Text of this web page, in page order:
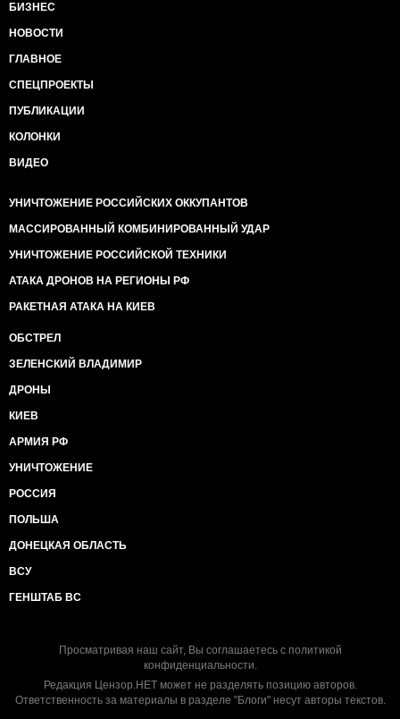
БИЗНЕС
НОВОСТИ
ГЛАВНОЕ
СПЕЦПРОЕКТЫ
ПУБЛИКАЦИИ
КОЛОНКИ
ВИДЕО
УНИЧТОЖЕНИЕ РОССИЙСКИХ ОККУПАНТОВ
МАССИРОВАННЫЙ КОМБИНИРОВАННЫЙ УДАР
УНИЧТОЖЕНИЕ РОССИЙСКОЙ ТЕХНИКИ
АТАКА ДРОНОВ НА РЕГИОНЫ РФ
РАКЕТНАЯ АТАКА НА КИЕВ
ОБСТРЕЛ
ЗЕЛЕНСКИЙ ВЛАДИМИР
ДРОНЫ
КИЕВ
АРМИЯ РФ
УНИЧТОЖЕНИЕ
РОССИЯ
ПОЛЬША
ДОНЕЦКАЯ ОБЛАСТЬ
ВСУ
ГЕНШТАБ ВС
Просматривая наш сайт, Вы соглашаетесь с политикой
конфиденциальности.
Редакция Цензор.НЕТ может не разделять позицию авторов.
Ответственность за материалы в разделе "Блоги" несут авторы текстов.